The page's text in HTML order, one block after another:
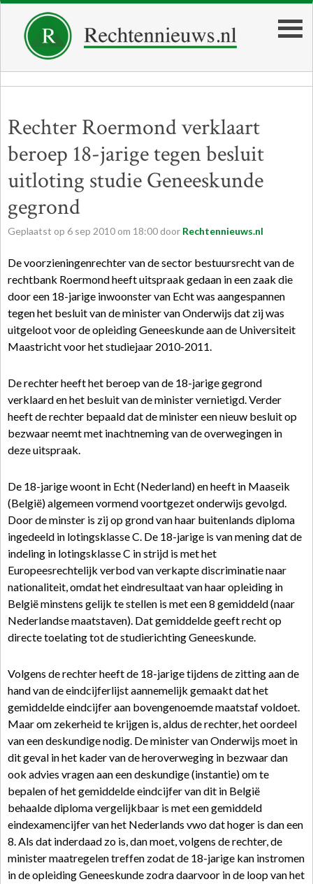
Rechter Roermond verklaart
beroep 18-jarige tegen besluit
uitloting studie Geneeskunde
gegrond
Geplaatst op 6 sep 2010 om 18:00 door Rechtennieuws.nl
De voorzieningenrechter van de sector bestuursrecht van de
rechtbank Roermond heeft uitspraak gedaan in een zaak die
door een 18-jarige inwoonster van Echt was aangespannen
tegen het besluit van de minister van Onderwijs dat zij was
uitgeloot voor de opleiding Geneeskunde aan de Universiteit
Maastricht voor het studiejaar 2010-2011.
De rechter heeft het beroep van de 18-jarige gegrond
verklaard en het besluit van de minister vernietigd. Verder
heeft de rechter bepaald dat de minister een nieuw besluit op
bezwaar neemt met inachtneming van de overwegingen in
deze uitspraak.
De 18-jarige woont in Echt (Nederland) en heeft in Maaseik
(België) algemeen vormend voortgezet onderwijs gevolgd.
Door de minster is zij op grond van haar buitenlands diploma
ingedeeld in lotingsklasse C. De 18-jarige is van mening dat de
indeling in lotingsklasse C in strijd is met het
Europeesrechtelijk verbod van verkapte discriminatie naar
nationaliteit, omdat het eindresultaat van haar opleiding in
België minstens gelijk te stellen is met een 8 gemiddeld (naar
Nederlandse maatstaven). Dat gemiddelde geeft recht op
directe toelating tot de studierichting Geneeskunde.
Volgens de rechter heeft de 18-jarige tijdens de zitting aan de
hand van de eindcijferlijst aannemelijk gemaakt dat het
gemiddelde eindcijfer aan bovengenoemde maatstaf voldoet.
Maar om zekerheid te krijgen is, aldus de rechter, het oordeel
van een deskundige nodig. De minister van Onderwijs moet in
dit geval in het kader van de heroverweging in bezwaar dan
ook advies vragen aan een deskundige (instantie) om te
bepalen of het gemiddelde eindcijfer van dit in België
behaalde diploma vergelijkbaar is met een gemiddeld
eindexamencijfer van het Nederlands vwo dat hoger is dan een
8. Als dat inderdaad zo is, dan moet, volgens de rechter, de
minister maatregelen treffen zodat de 18-jarige kan instromen
in de opleiding Geneeskunde zodra daarvoor in de loop van het